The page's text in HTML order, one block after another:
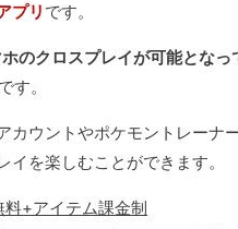
プリ です。
のクロスプレイが可能となっ
です。
カウントやポケモントレーナ
イを楽しむことができます。
+アイテム課金制